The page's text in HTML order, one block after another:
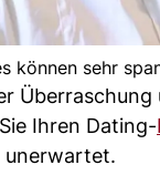
können sehr
Ihren Dating-
unerwartet.